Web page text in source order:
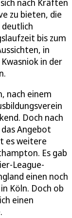
zu bieten, die
deutlich
bis zum
in
in der
nach einem
Doch nach
Angebot
es weitere
Es gab
League-
einen noch
Köln. Doch ob
einen